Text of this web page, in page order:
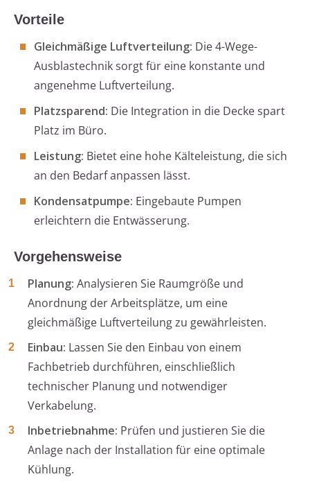
Vorteile
Gleichmäßige Luftverteilung: Die 4-Wege-
Ausblastechnik sorgt für eine konstante und
angenehme Luftverteilung.
Platzsparend: Die Integration in die Decke spart
Platz im Büro.
Leistung: Bietet eine hohe Kälteleistung, die sich
an den Bedarf anpassen lässt.
Kondensatpumpe: Eingebaute Pumpen
erleichtern die Entwässerung.
Vorgehensweise
Planung: Analysieren Sie Raumgröße und
Anordnung der Arbeitsplätze, um eine
gleichmäßige Luftverteilung zu gewährleisten.
Einbau: Lassen Sie den Einbau von einem
Fachbetrieb durchführen, einschließlich
technischer Planung und notwendiger
Verkabelung.
Inbetriebnahme: Prüfen und justieren Sie die
Anlage nach der Installation für eine optimale
Kühlung.